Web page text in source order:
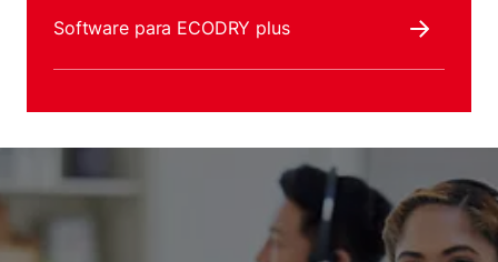
Software para ECODRY plus